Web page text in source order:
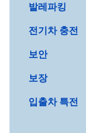
발레파킹
전기차 충전
보안
보장
입출차 특전